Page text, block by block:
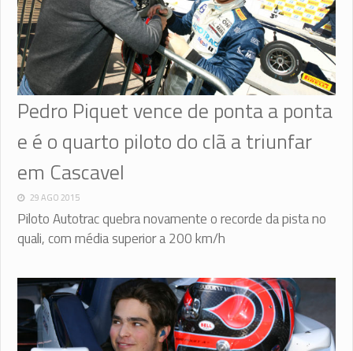
Pedro Piquet vence de ponta a ponta
e é o quarto piloto do clã a triunfar
em Cascavel
29 AGO 2015
Piloto Autotrac quebra novamente o recorde da pista no
quali, com média superior a 200 km/h